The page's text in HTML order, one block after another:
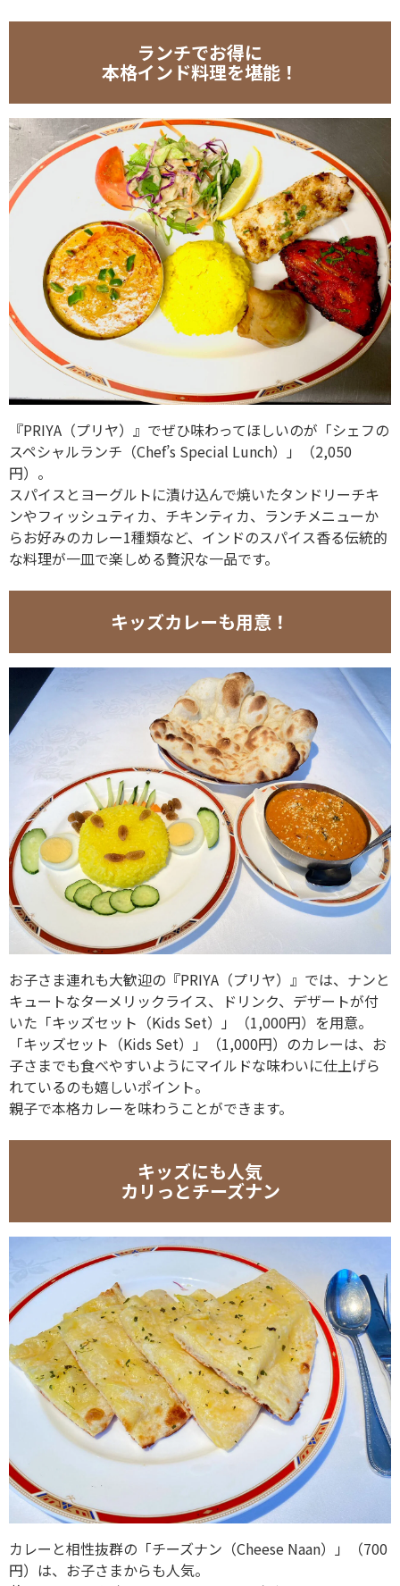
ランチでお得に
本格インド料理を堪能！
『PRIYA（プリヤ）』でぜひ味わってほしいのが「シェフの
スペシャルランチ（Chef’s Special Lunch）」（2,050
円）。
スパイスとヨーグルトに漬け込んで焼いたタンドリーチキ
ンやフィッシュティカ、チキンティカ、ランチメニューか
らお好みのカレー1種類など、インドのスパイス香る伝統的
な料理が一皿で楽しめる贅沢な一品です。
キッズカレーも用意！
お子さま連れも大歓迎の『PRIYA（プリヤ）』では、ナンと
キュートなターメリックライス、ドリンク、デザートが付
いた「キッズセット（Kids Set）」（1,000円）を用意。
「キッズセット（Kids Set）」（1,000円）のカレーは、お
子さまでも食べやすいようにマイルドな味わいに仕上げら
れているのも嬉しいポイント。
親子で本格カレーを味わうことができます。
キッズにも人気
カリっとチーズナン
カレーと相性抜群の「チーズナン（Cheese Naan）」（700
円）は、お子さまからも人気。